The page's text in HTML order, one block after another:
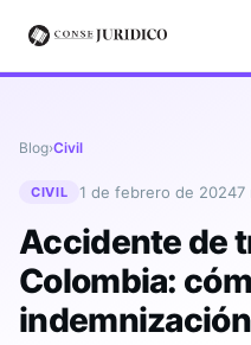
Blog›Civil
CIVIL 1 de febrero de 20247
Accidente de
Colombia: